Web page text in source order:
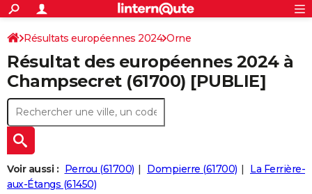
ACTUALITÉS
Politique
Société
Faits Divers
Education
Monde
Villes
+
SPORT
Coupe du monde 2026
Football
Tennis
Cyclisme
Rugby
Forum
CULTURE
Programme TV
TNT
Streaming
Cinéma
Sorties cinéma
Musique
+
FINANCE
Retraite
Impôts
Epargne
Immobilier
Risques naturels par ville
Banque
Assurance
Crédit
AUTO
Essais
Réserver un essai
Citadines
Berlines
SUV
Forum auto
+
HIGH-TECH
Mobiles
Meilleur smartphone
Internet
Ordinateurs
Jeux vidéo
Guide high-tech
+
BRICOLAGE
S'inscrire
Connexion
Résultats européennes 2024 Orne
Résultat des européennes 2024 à
Champsecret (61700) [PUBLIE]
Voir aussi : Perrou (61700) Dompierre (61700)
La Ferrière-
aux-Étangs (61450)